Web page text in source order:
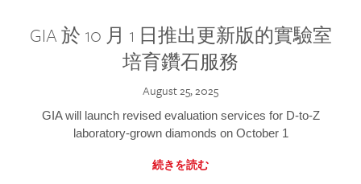
GIA 於 10 月 1 日推出更新版的實驗室
培育鑽石服務
August 25, 2025
GIA will launch revised evaluation services for D-to-Z
laboratory-grown diamonds on October 1
続きを読む